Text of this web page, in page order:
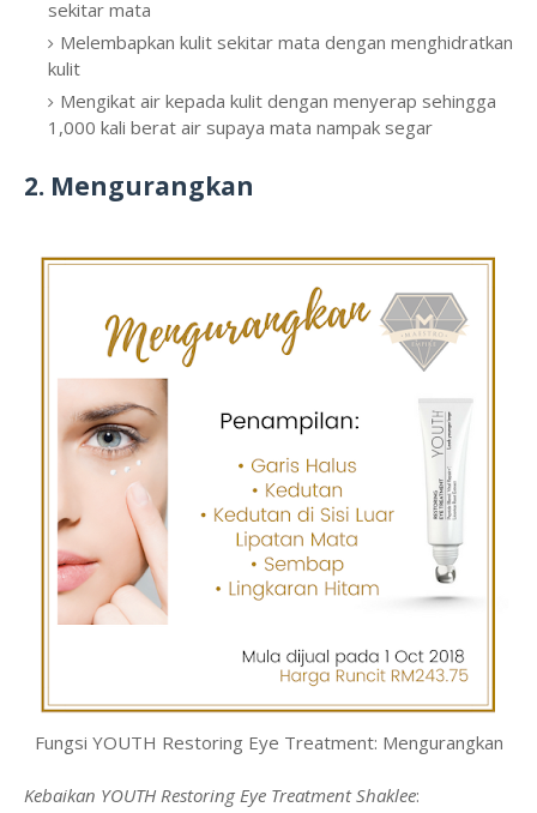
sekitar mata
Melembapkan kulit sekitar mata dengan menghidratkan
kulit
Mengikat air kepada kulit dengan menyerap sehingga
1,000 kali berat air supaya mata nampak segar
2. Mengurangkan
Fungsi YOUTH Restoring Eye Treatment: Mengurangkan
Kebaikan YOUTH Restoring Eye Treatment Shaklee: